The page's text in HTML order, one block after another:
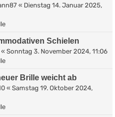
« Dienstag 14. Januar 2025,
Schielen
« Sonntag 3. November 2024, 11:06
Brille weicht ab
« Samstag 19. Oktober 2024,